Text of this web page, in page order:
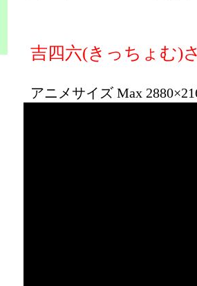
吉四六(きっちょむ)
アニメサイズ Max